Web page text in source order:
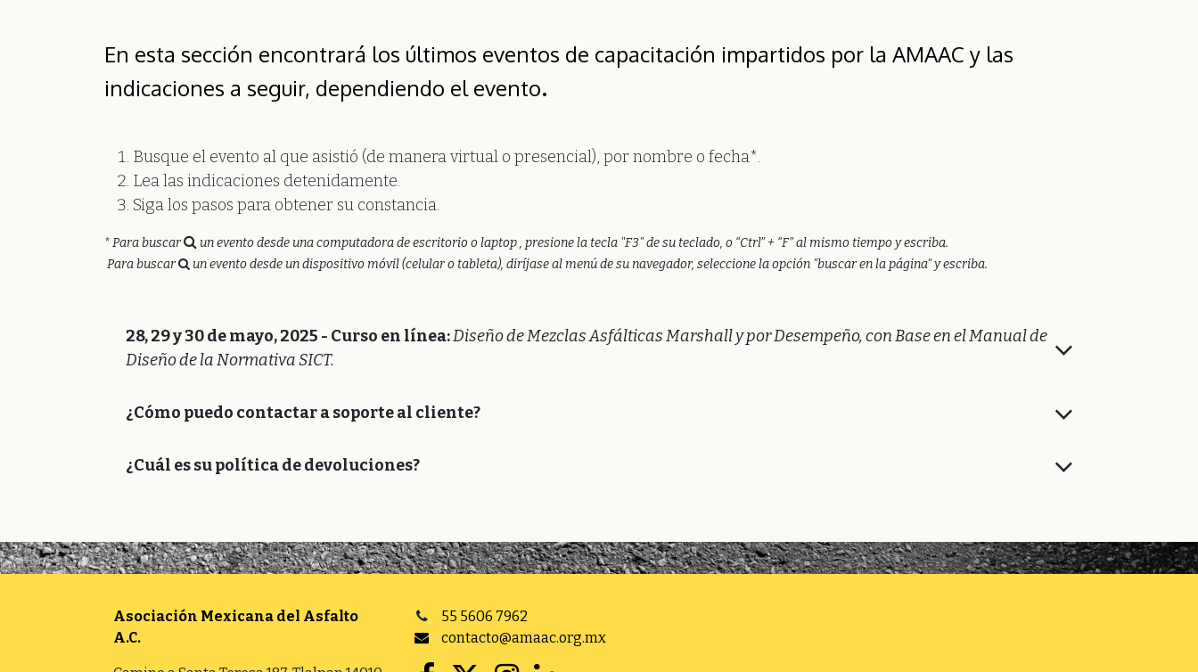
En esta sección encontrará los últimos eventos de capacitación impartidos por la AMAAC y las
indicaciones a seguir, dependiendo el evento.
Busque el evento al que asistió (de manera virtual o presencial), por nombre o fecha*.
Lea las indicaciones detenidamente.
Siga los pasos para obtener su constancia.
* Para buscar
un evento desde una computadora de escritorio o laptop , presione la tecla "F3" de su teclado, o “​Ctrl” + “​F” al mismo tiempo y escriba.
Para buscar
un evento desde un dispositivo móvil (celular o tableta), diríjase al menú de su navegador, seleccione la opción "buscar en la página" y escriba.
28, 29 y 30 de mayo, 2025 - Curso en línea:Diseño de Mezclas Asfálticas Marshall y por Desempeño, con Base en el Manual de
Diseño de la Normativa SICT.
¿Cómo puedo contactar a soporte al cliente?
¿Cuál es su política de devoluciones?
Asociación Mexicana del Asfalto
A.C.
55 5606 7962
contacto@amaac.org.mx